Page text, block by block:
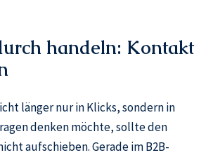
handeln: Kontakt
länger nur in Klicks, sondern in
denken möchte, sollte den
aufschieben. Gerade im B2B-